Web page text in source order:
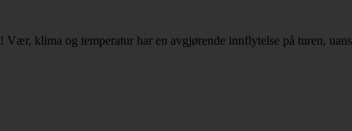
klima og temperatur har en avgjørende innflytelse på turen,